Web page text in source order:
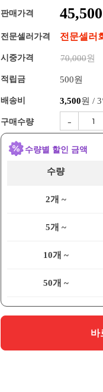
판매가격 45,500
전문셀러가격 전문셀러
시중가격 70,000원
적립금 500원
배송비 3,500원 /
구매수량 -
수량별 할인 금액
수량
2개 ~
5개 ~
10개 ~
50개 ~
바